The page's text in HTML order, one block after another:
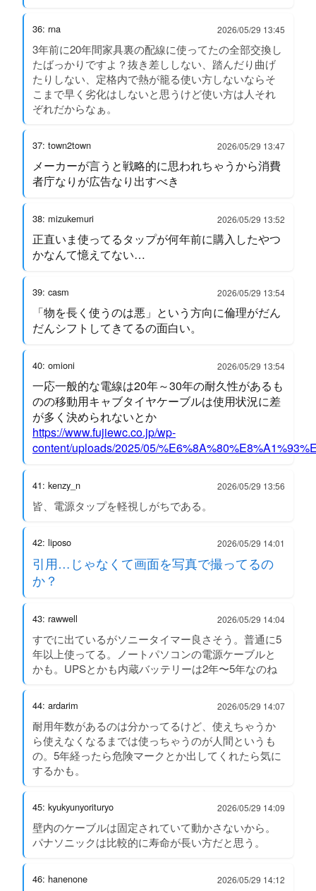
36: rna 2026/05/29 13:45
3年前に20年間家具裏の配線に使ってたの全部交換し
たばっかりですよ？抜き差ししない、踏んだり曲げ
たりしない、定格内で熱が籠る使い方しないならそ
こまで早く劣化はしないと思うけど使い方は人それ
ぞれだからなぁ。
37: town2town 2026/05/29 13:47
メーカーが言うと戦略的に思われちゃうから消費
者庁なりが広告なり出すべき
38: mizukemuri 2026/05/29 13:52
正直いま使ってるタップが何年前に購入したやつ
かなんて憶えてない…
39: casm 2026/05/29 13:54
「物を長く使うのは悪」という方向に倫理がだん
だんシフトしてきてるの面白い。
40: omioni 2026/05/29 13:54
一応一般的な電線は20年～30年の耐久性があるも
のの移動用キャブタイヤケーブルは使用状況に差
が多く決められないとか
https://www.fujiewc.co.jp/wp-
content/uploads/2025/05/
41: kenzy_n 2026/05/29 13:56
皆、電源タップを軽視しがちである。
42: liposo 2026/05/29 14:01
引用…じゃなくて画面を写真で撮ってるの
か？
43: rawwell 2026/05/29 14:04
すでに出ているがソニータイマー良さそう。普通に5
年以上使ってる。ノートパソコンの電源ケーブルと
かも。UPSとかも内蔵バッテリーは2年〜5年なのね
44: ardarim 2026/05/29 14:07
耐用年数があるのは分かってるけど、使えちゃうか
ら使えなくなるまでは使っちゃうのが人間というも
の。5年経ったら危険マークとか出してくれたら気に
するかも。
45: kyukyunyorituryo 2026/05/29 14:09
壁内のケーブルは固定されていて動かさないから。
パナソニックは比較的に寿命が長い方だと思う。
46: hanenone 2026/05/29 14:12